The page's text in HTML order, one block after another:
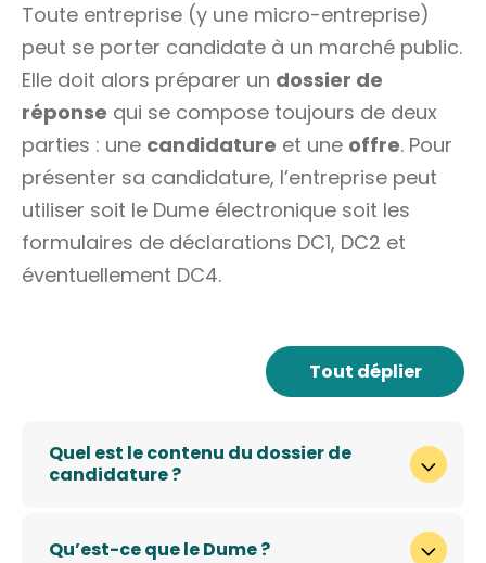
Toute entreprise (y une micro-entreprise)
peut se porter candidate à un marché public.
Elle doit alors préparer un dossier de
réponse qui se compose toujours de deux
parties : une candidature et une offre. Pour
présenter sa candidature, l’entreprise peut
utiliser soit le Dume électronique soit les
formulaires de déclarations DC1, DC2 et
éventuellement DC4.
Tout déplier
Quel est le contenu du dossier de
candidature ?
Qu’est-ce que le Dume ?